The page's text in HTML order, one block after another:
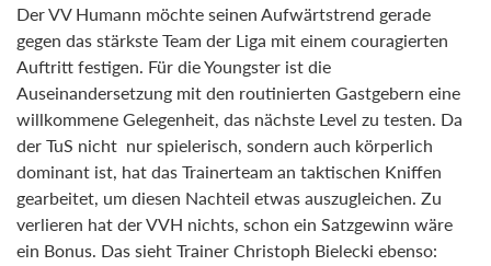
Der VV Humann möchte seinen Aufwärtstrend gerade
gegen das stärkste Team der Liga mit einem couragierten
Auftritt festigen. Für die Youngster ist die
Auseinandersetzung mit den routinierten Gastgebern eine
willkommene Gelegenheit, das nächste Level zu testen. Da
der TuS nicht nur spielerisch, sondern auch körperlich
dominant ist, hat das Trainerteam an taktischen Kniffen
gearbeitet, um diesen Nachteil etwas auszugleichen. Zu
verlieren hat der VVH nichts, schon ein Satzgewinn wäre
ein Bonus. Das sieht Trainer Christoph Bielecki ebenso: